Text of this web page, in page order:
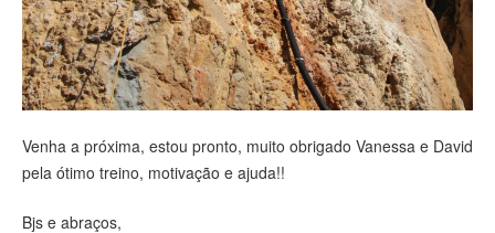
Venha a próxima, estou pronto, muito obrigado Vanessa e David
pela ótimo treino, motivação e ajuda!!
Bjs e abraços,